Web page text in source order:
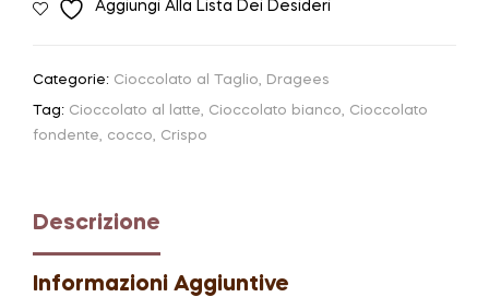
Aggiungi Alla Lista Dei Desideri
Categorie: Cioccolato al Taglio, Dragees
Tag: Cioccolato al latte, Cioccolato bianco, Cioccolato
fondente, cocco, Crispo
Descrizione
Informazioni Aggiuntive